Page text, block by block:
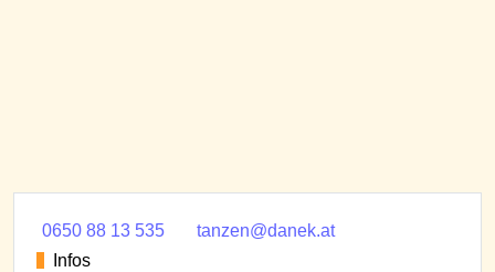
0650 88 13 535
tanzen@danek.at
Infos